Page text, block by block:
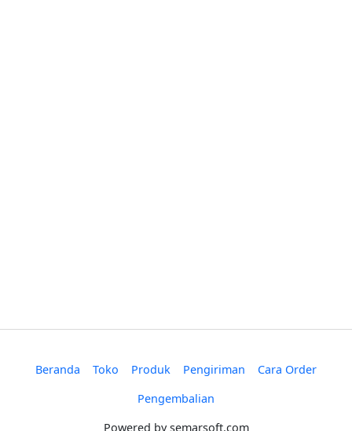
Beranda Toko Produk Pengiriman
Cara Order
Pengembalian
Powered bysemarsoft.com